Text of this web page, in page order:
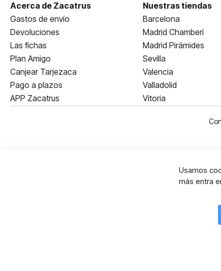
Acerca de Zacatrus
Gastos de envío
Devoluciones
Las fichas
Plan Amigo
Canjear Tarjezaca
Pago a plazos
APP Zacatrus
Nuestras tiendas
Barcelona
Madrid Chamberí
Madrid Pirámides
Sevilla
Valencia
Valladolid
Vitoria
Usamos
más entra